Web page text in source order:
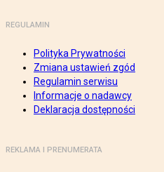
REGULAMIN
Polityka Prywatności
Zmiana ustawień zgód
Regulamin serwisu
Informacje o nadawcy
Deklaracja dostępności
REKLAMA I PRENUMERATA